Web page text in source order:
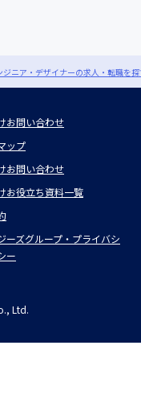
ジニア・デザイナーの求人・転職を
お問い合わせ
ップ
お問い合わせ
お役立ち資料一覧
ーズグループ・プライバシ
ー
Ltd.